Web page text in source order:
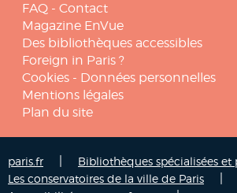
FAQ - Contact
Magazine EnVue
Des bibliothèques accessibles
Foreign in Paris ?
Cookies - Données personnelles
Mentions légales
Plan du site
paris.fr Bibliothèques spécialisées
Les conservatoires de la ville de Paris